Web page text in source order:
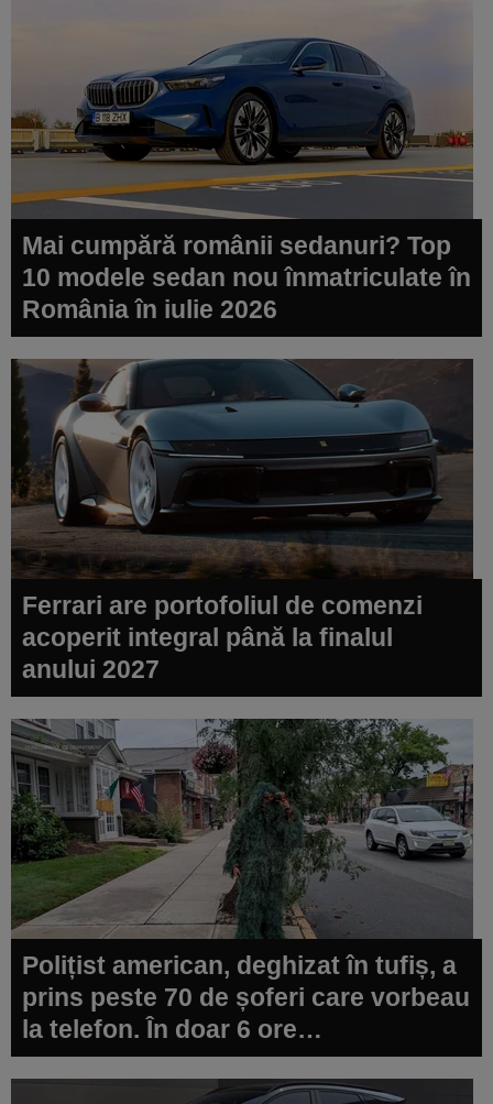
Mai cumpără românii sedanuri? Top
10 modele sedan nou înmatriculate în
România în iulie 2026
Ferrari are portofoliul de comenzi
acoperit integral până la finalul
anului 2027
Polițist american, deghizat în tufiș, a
prins peste 70 de șoferi care vorbeau
la telefon. În doar 6 ore…